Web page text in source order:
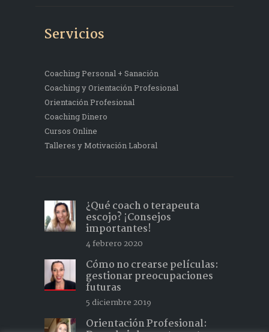
Servicios
Coaching Personal + Sanación
Coaching y Orientación Profesional
Orientación Profesional
Coaching Dinero
Cursos Online
Talleres y Motivación Laboral
¿Qué coach o terapeuta
escojo? ¡Consejos
importantes!
4 febrero 2020
Cómo no crearse películas:
gestionar preocupaciones
futuras
5 diciembre 2019
Orientación Profesional: